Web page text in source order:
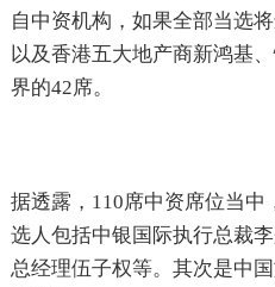
自中资机构，如果全部当选
以及香港五大地产商新鸿基
界的42席。
据透露，110席中资席位当中
选人包括中银国际执行总裁
总经理伍子权等。其次是中